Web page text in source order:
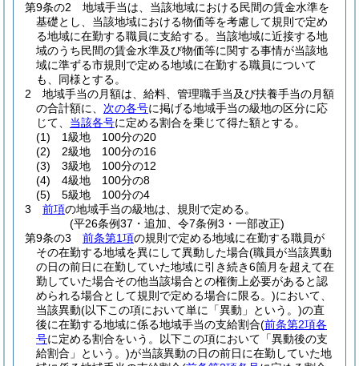
第9条の2
地域手当は、当該地域における民間の賃金水準を
基礎とし、当該地域における物価等を考慮して規則で定め
る地域に在勤する職員に支給する。 当該地域に近接する地
域のうち民間の賃金水準及び物価等に関する事情が当該地
域に準ずる市規則で定める地域に在勤する職員について
も、同様とする。
2
地域手当の月額は、給料、管理職手当及び扶養手当の月額
の合計額に、 次の各号に掲げる地域手当の級地の区分に応
じて、 当該各号に定める割合を乗じて得た額とする。
(1)
1級地 100分の20
(2)
2級地 100分の16
(3)
3級地 100分の12
(4)
4級地 100分の8
(5)
5級地 100分の4
3
前項の地域手当の級地は、規則で定める。
(平26条例37・追加、令7条例3・一部改正)
第9条の3
前条第1項の規則で定める地域に在勤する職員が
その在勤する地域を異にして異動した場合(職員が当該異動
の日の前日に在勤していた地域に引き続き6箇月を超えて在
勤していた場合その他当該場合との権衡上必要があると認
められる場合として規則で定める場合に限る。)において、
当該異動(以下この項において単に「異動」という。)の直
後に在勤する地域に係る地域手当の支給割合(前条第2項各
号に定める割合をいう。以下この項において「異動後の支
給割合」という。)が当該異動の日の前日に在勤していた地